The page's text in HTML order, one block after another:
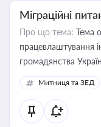
Міграційні
Про що тема: Тема
працевлаштування
громадянства
Митниця та ЗЕД